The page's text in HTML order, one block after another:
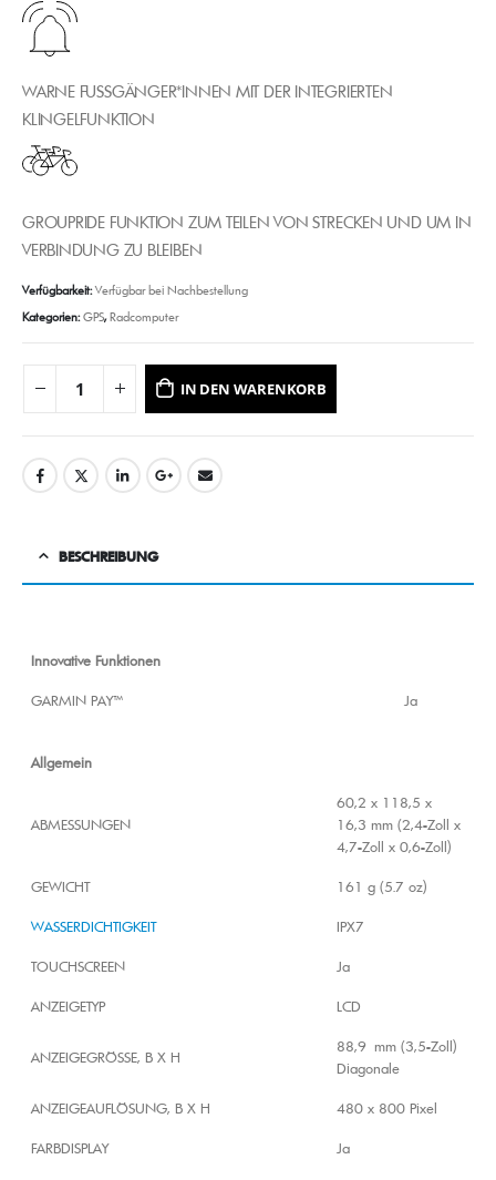
WARNE FUSSGÄNGER*INNEN MIT DER INTEGRIERTEN
KLINGELFUNKTION
GROUPRIDE FUNKTION ZUM TEILEN VON STRECKEN UND UM IN
VERBINDUNG ZU BLEIBEN
Verfügbarkeit:Verfügbar bei Nachbestellung
Kategorien:GPS,Radcomputer
IN DEN WARENKORB
BESCHREIBUNG
Innovative Funktionen
GARMIN PAY™ Ja
Allgemein
ABMESSUNGEN
60,2 x 118,5 x
16,3 mm (2,4-Zoll x
4,7-Zoll x 0,6-Zoll)
GEWICHT 161 g (5.7 oz)
WASSERDICHTIGKEIT IPX7
TOUCHSCREEN Ja
ANZEIGETYP LCD
ANZEIGEGRÖSSE, B X H
88,9 mm (3,5-Zoll)
Diagonale
ANZEIGEAUFLÖSUNG, B X H 480 x 800 Pixel
FARBDISPLAY Ja